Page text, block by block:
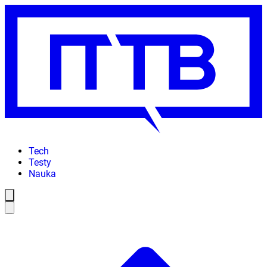
Tech
Testy
Nauka